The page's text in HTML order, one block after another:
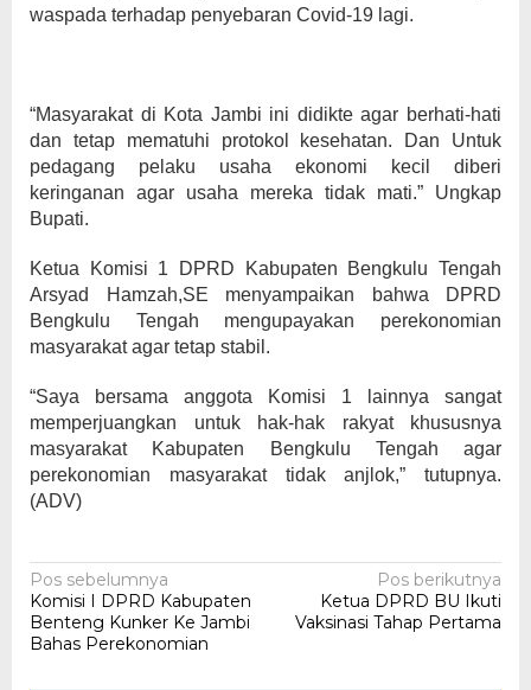
waspada terhadap penyebaran Covid-19 lagi.
“Masyarakat di Kota Jambi ini didikte agar berhati-hati
dan tetap mematuhi protokol kesehatan. Dan Untuk
pedagang pelaku usaha ekonomi kecil diberi
keringanan agar usaha mereka tidak mati.” Ungkap
Bupati.
Ketua Komisi 1 DPRD Kabupaten Bengkulu Tengah
Arsyad Hamzah,SE menyampaikan bahwa DPRD
Bengkulu Tengah mengupayakan perekonomian
masyarakat agar tetap stabil.
“Saya bersama anggota Komisi 1 lainnya sangat
memperjuangkan untuk hak-hak rakyat khususnya
masyarakat Kabupaten Bengkulu Tengah agar
perekonomian masyarakat tidak anjlok,” tutupnya.
(ADV)
Navigasi
pos
Pos sebelumnya
Komisi I DPRD Kabupaten
Benteng Kunker Ke Jambi
Bahas Perekonomian
Pos berikutnya
Ketua DPRD BU Ikuti
Vaksinasi Tahap Pertama